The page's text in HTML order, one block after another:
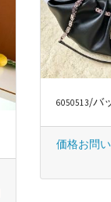
6050513/バッグ
価格お問